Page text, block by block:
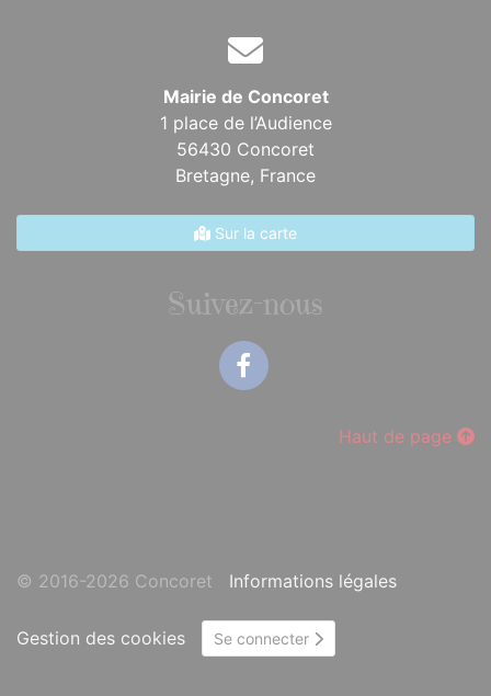
Mairie de Concoret
1 place de l’Audience
56430 Concoret
Bretagne, France
Sur la carte
Suivez-nous
Haut de page
© 2016-2026 Concoret Informations légales
Gestion des cookies Se connecter